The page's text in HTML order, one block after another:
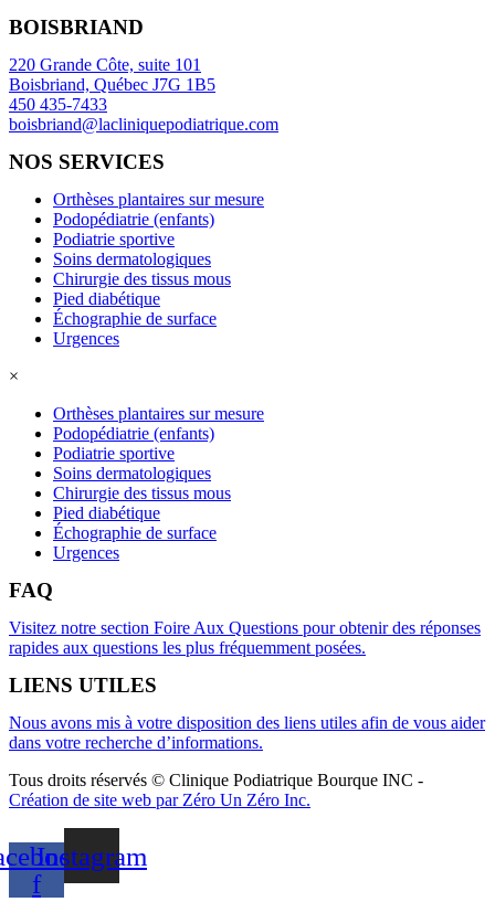
BOISBRIAND
220 Grande Côte, suite 101
Boisbriand, Québec J7G 1B5
450 435-7433
boisbriand@lacliniquepodiatrique.com
NOS SERVICES
Orthèses plantaires sur mesure
Podopédiatrie (enfants)
Podiatrie sportive
Soins dermatologiques
Chirurgie des tissus mous
Pied diabétique
Échographie de surface
Urgences
×
Orthèses plantaires sur mesure
Podopédiatrie (enfants)
Podiatrie sportive
Soins dermatologiques
Chirurgie des tissus mous
Pied diabétique
Échographie de surface
Urgences
FAQ
Visitez notre section Foire Aux Questions pour obtenir des réponses
rapides aux questions les plus fréquemment posées.
LIENS UTILES
Nous avons mis à votre disposition des liens utiles afin de vous aider
dans votre recherche d’informations.
Tous droits réservés © Clinique Podiatrique Bourque INC -
Création de site web par Zéro Un Zéro Inc.
f
Instagram